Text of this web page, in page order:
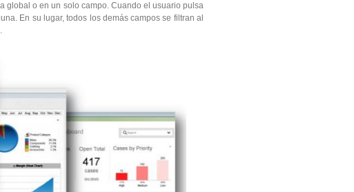
global o en un solo campo. Cuando el usuario pulsa
En su lugar, todos los demás campos se filtran al